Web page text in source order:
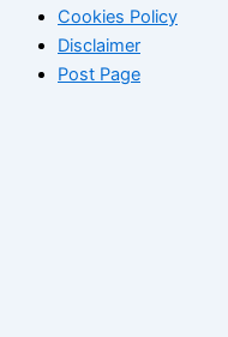
Cookies Policy
Disclaimer
Post Page